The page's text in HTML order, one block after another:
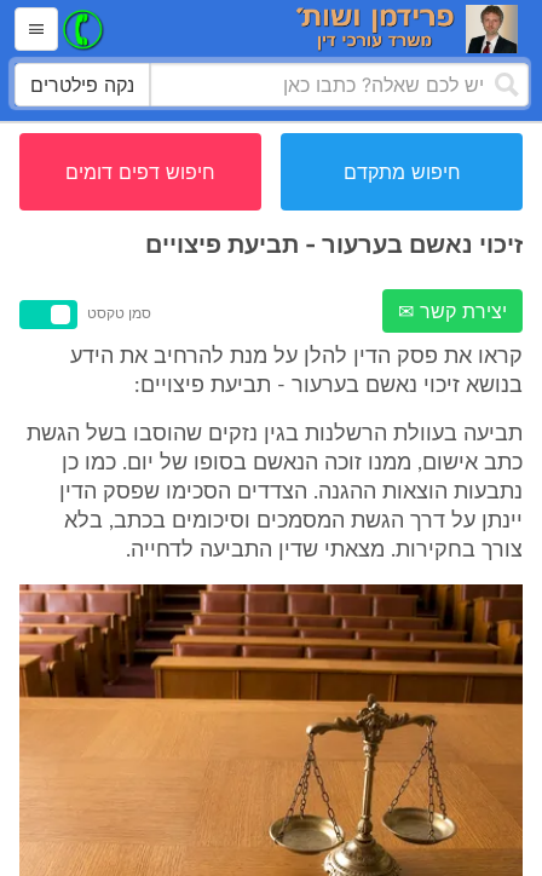
נקה פילטרים
חיפוש מתקדם חיפוש דפים דומים
זיכוי נאשם בערעור - תביעת פיצויים
יצירת קשר ✉ סמן טקסט
קראו את פסק הדין להלן על מנת להרחיב את הידע
בנושא זיכוי נאשם בערעור - תביעת פיצויים:
תביעה בעוולת הרשלנות בגין נזקים שהוסבו בשל הגשת
כתב אישום, ממנו זוכה הנאשם בסופו של יום. כמו כן
נתבעות הוצאות ההגנה. הצדדים הסכימו שפסק הדין
יינתן על דרך הגשת המסמכים וסיכומים בכתב, בלא
צורך בחקירות. מצאתי שדין התביעה לדחייה.